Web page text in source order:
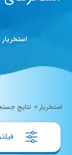
استخریار
استخریار> نتایج